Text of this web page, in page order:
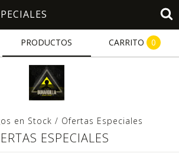
PRODUCTOS CARRITO 0
en Stock / Ofertas Especiales
ESPECIALES